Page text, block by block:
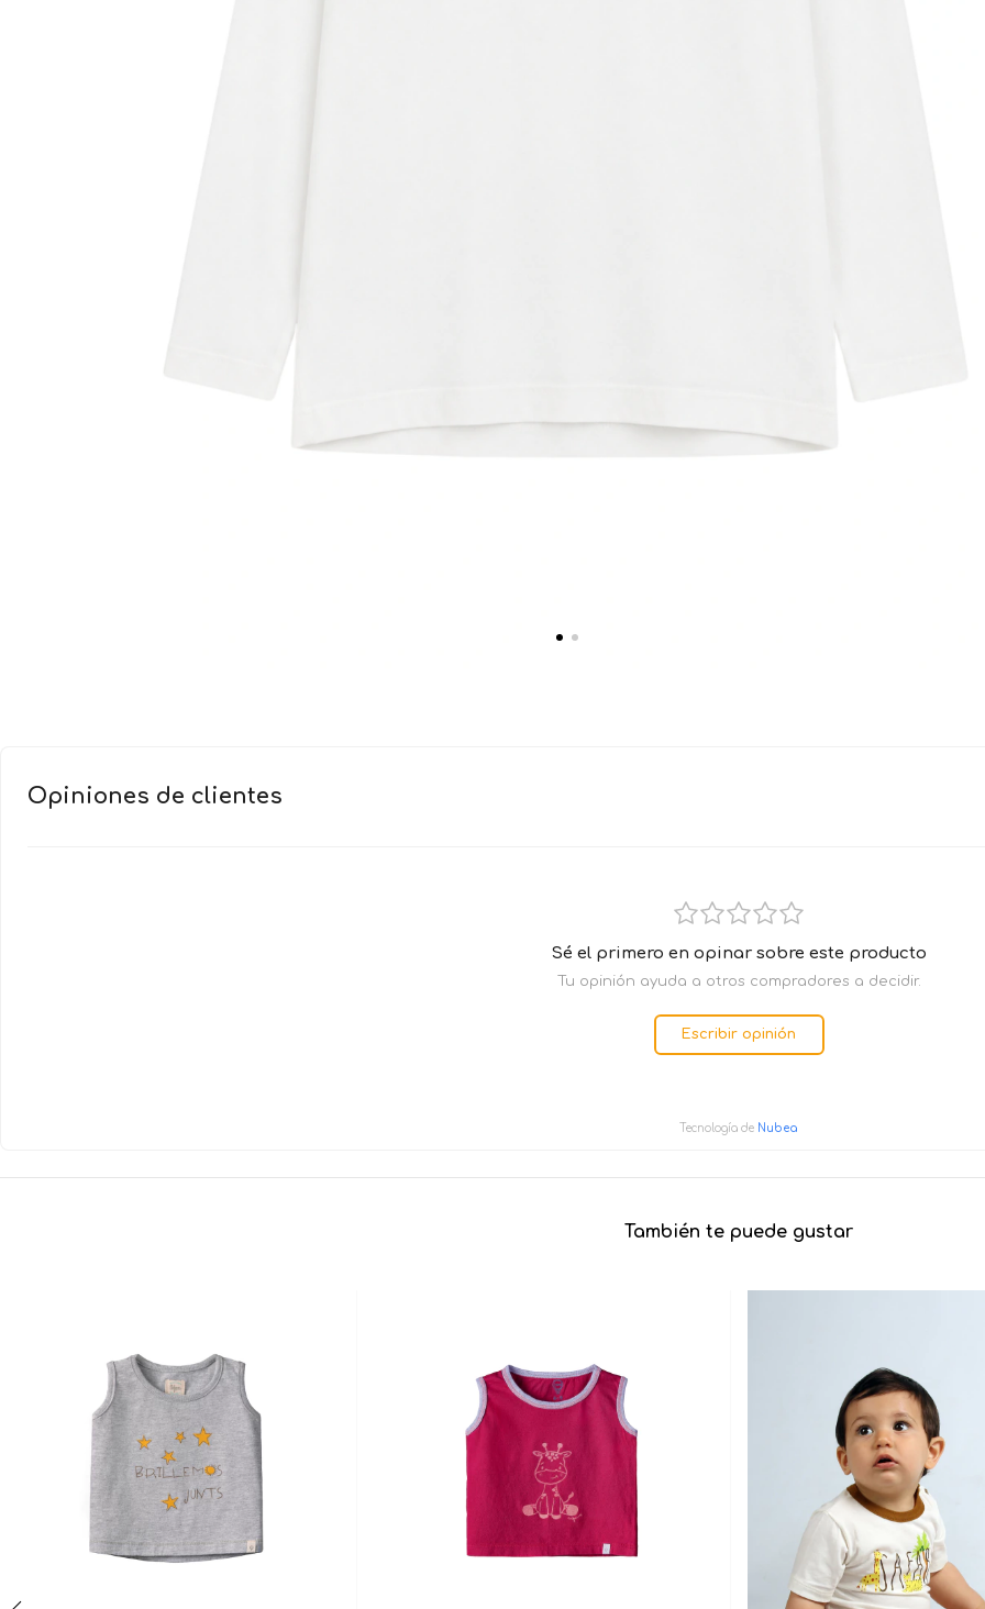
Opiniones de clientes
Sé el primero en opinar sobre este producto
Tu opinión ayuda a otros compradores a decidir.
Escribir opinión
Tecnología de Nubea
También te puede gustar